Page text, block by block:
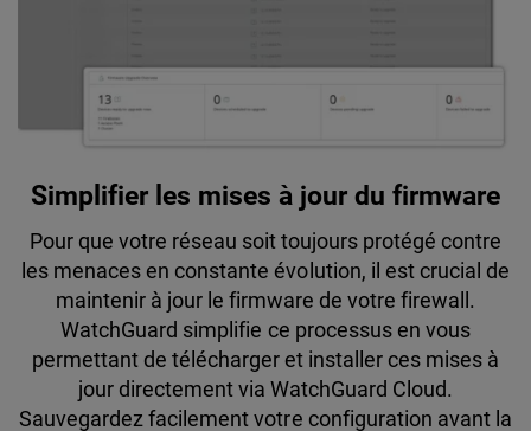
Simplifier les mises à jour du firmware
Pour que votre réseau soit toujours protégé contre
les menaces en constante évolution, il est crucial de
maintenir à jour le firmware de votre firewall.
WatchGuard simplifie ce processus en vous
permettant de télécharger et installer ces mises à
jour directement via WatchGuard Cloud.
Sauvegardez facilement votre configuration avant la